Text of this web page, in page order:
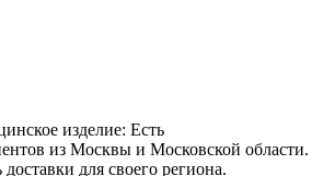
изделие: Есть
из Москвы и Московской области.
для своего региона.